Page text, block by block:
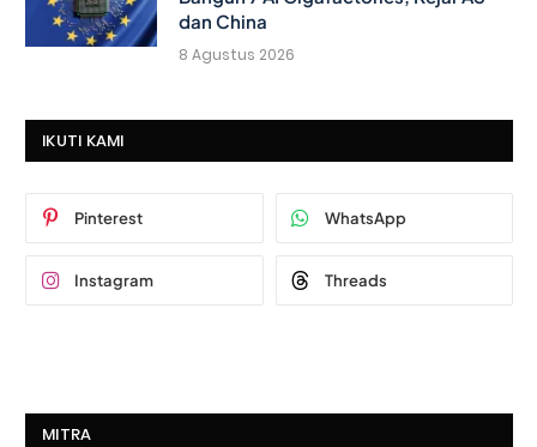
dan China
8 Agustus 2026
IKUTI KAMI
Pinterest WhatsApp
Instagram Threads
MITRA